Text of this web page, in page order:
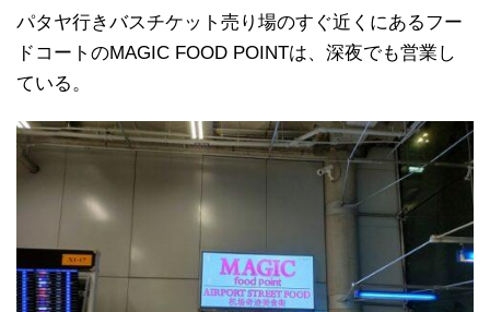
パタヤ行きバスチケット売り場のすぐ近くにあるフー
ドコートのMAGIC FOOD POINTは、深夜でも営業し
ている。